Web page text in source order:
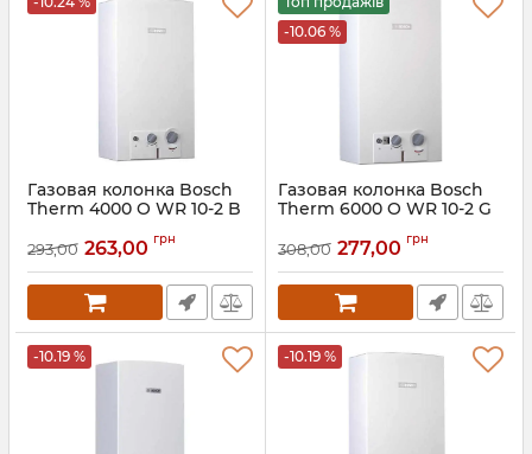
Газовая колонка Bosch
Therm 4000 O WR 10-2 B
293,00 263,00 грн
-10.06 %
Газовая колонка Bosch
Therm 6000 O WR 10-2 G
308,00 277,00 грн
-10.19 % -10.19 %